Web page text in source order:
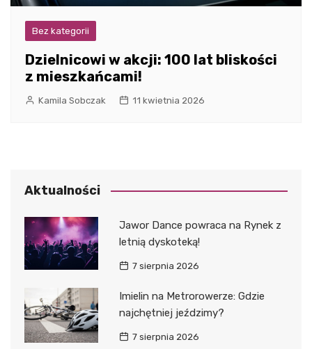
Bez kategorii
Dzielnicowi w akcji: 100 lat bliskości
z mieszkańcami!
Kamila Sobczak 11 kwietnia 2026
Aktualności
Jawor Dance powraca na Rynek z
letnią dyskoteką!
7 sierpnia 2026
Imielin na Metrorowerze: Gdzie
najchętniej jeździmy?
7 sierpnia 2026